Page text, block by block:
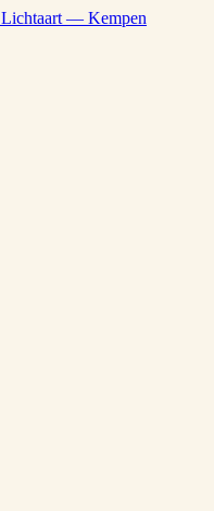
Lichtaart — Kempen